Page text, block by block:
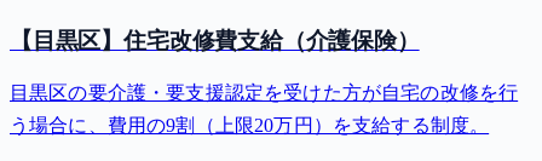
【目黒区】住宅改修費支給（介護保険）
目黒区の要介護・要支援認定を受けた方が自宅の改修を行
う場合に、費用の9割（上限20万円）を支給する制度。